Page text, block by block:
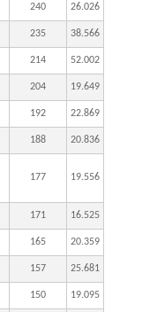
240 26.026
235 38.566
214 52.002
204 19.649
192 22.869
188 20.836
177 19.556
171 16.525
165 20.359
157 25.681
150 19.095